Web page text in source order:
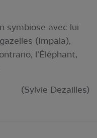
symbiose avec lui
(Impala),
l’Éléphant,
(Sylvie Dezailles)